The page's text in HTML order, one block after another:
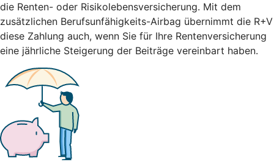
die Renten- oder Risikolebensversicherung. Mit dem
zusätzlichen Berufsunfähigkeits-Airbag übernimmt die R+V
diese Zahlung auch, wenn Sie für Ihre Rentenversicherung
eine jährliche Steigerung der Beiträge vereinbart haben.